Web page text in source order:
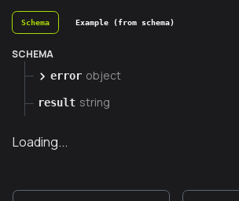
Schema Example (from schema)
SCHEMA
error object
result string
Loading...